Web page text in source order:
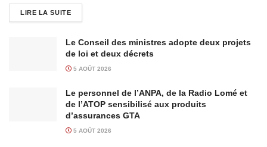
LIRE LA SUITE
Le Conseil des ministres adopte deux projets
de loi et deux décrets
5 AOÛT 2026
Le personnel de l’ANPA, de la Radio Lomé et
de l’ATOP sensibilisé aux produits
d’assurances GTA
5 AOÛT 2026